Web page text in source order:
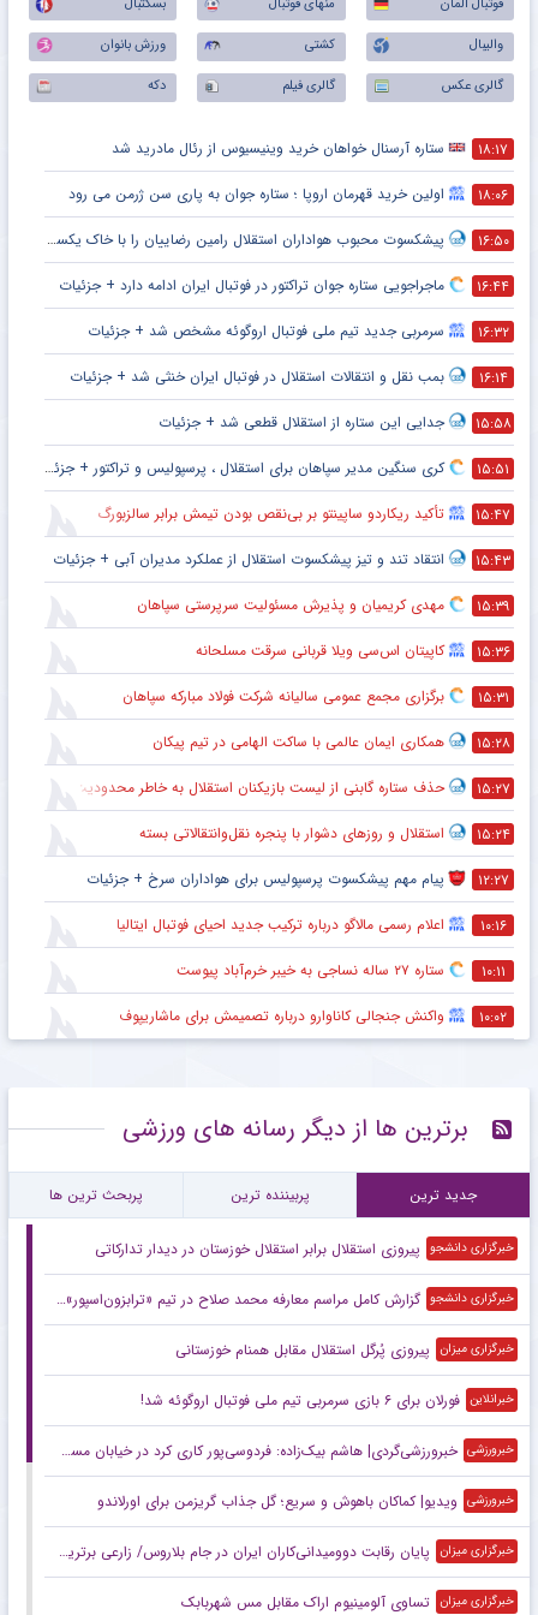
والیبال
کشتی
ورزش بانوان
گالری عکس
گالری فیلم دکه
۱۸:۱۷ ستاره آرسنال خواهان خرید وینیسیوس از رئال مادرید شد
۱۸:۰۶ اولین خرید قهرمان اروپا ؛ ستاره جوان به پاری سن ژرمن می رود
۱۶:۵۰ پیشکسوت محبوب هواداران استقلال رامین رضاییان را با خاک یکسان کرد + جزئیات
۱۶:۴۴ ماجراجویی ستاره جوان تراکتور در فوتبال ایران ادامه دارد + جزئیات
۱۶:۳۲ سرمربی جدید تیم ملی فوتبال اروگوئه مشخص شد + جزئیات
۱۶:۱۴ بمب نقل و انتقالات استقلال در فوتبال ایران خنثی شد + جزئیات
۱۵:۵۸ جدایی این ستاره از استقلال قطعی شد + جزئیات
۱۵:۵۱ کری سنگین مدیر سپاهان برای استقلال ، پرسپولیس و تراکتور + جزئیات
۱۵:۴۷ تأکید ریکاردو ساپینتو بر بی‌نقص بودن تیمش برابر سالزبورگ
۱۵:۴۳ انتقاد تند و تیز پیشکسوت استقلال از عملکرد مدیران آبی + جزئیات
۱۵:۳۹ مهدی کریمیان و پذیرش مسئولیت سرپرستی سپاهان
۱۵:۳۶ کاپیتان اس‌سی ویلا قربانی سرقت مسلحانه
۱۵:۳۱ برگزاری مجمع عمومی سالیانه شرکت فولاد مبارکه سپاهان
۱۵:۲۸ همکاری ایمان عالمی با ساکت الهامی در تیم پیکان
۱۵:۲۷ حذف ستاره گابنی از لیست بازیکنان استقلال به خاطر محدودیت نقل‌وانتقالاتی
۱۵:۲۴ استقلال و روزهای دشوار با پنجره نقل‌وانتقالاتی بسته
۱۲:۲۷ پیام مهم پیشکسوت پرسپولیس برای هواداران سرخ + جزئیات
۱۰:۱۶ اعلام رسمی مالاگو درباره ترکیب جدید احیای فوتبال ایتالیا
۱۰:۱۱ ستاره ۲۷ ساله نساجی به خیبر خرم‌آباد پیوست
۱۰:۰۲ واکنش جنجالی کاناوارو درباره تصمیمش برای ماشاریپوف
برترین ها از دیگر رسانه های ورزشی
جدید ترین پربیننده ترین پربحث ترین ها
خبرگزاری دانشجو پیروزی استقلال برابر استقلال خوزستان در دیدار تدارکاتی
خبرگزاری دانشجو گزارش کامل مراسم معارفه محمد صلاح در تیم «ترابزون‌اسپور» ترکیه + فیلم
خبرگزاری میزان پیروزی پُرگل استقلال مقابل همنام خوزستانی
خبرانلاین فورلان برای ۶ بازی سرمربی تیم ملی فوتبال اروگوئه شد!
خبرورزشی خبرورزشی‌گردی| هاشم بیک‌زاده: فردوسی‌پور کاری کرد در خیابان مسخره‌ام کنند/ چهره خوبی دارم و می‌خواهم از فوتبال به سینما بروم!
خبرورزشی ویدیو| کماکان باهوش و سریع؛ گل جذاب گریزمن برای اورلاندو
خبرگزاری میزان پایان رقابت دوومیدانی‌کاران ایران در جام بلاروس/ زارعی برترین ورزشکار جام شد
خبرگزاری میزان تساوی آلومینیوم اراک مقابل مس شهربابک